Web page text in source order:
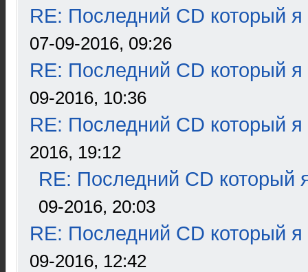
RE: Последний CD который я
07-09-2016, 09:26
RE: Последний CD который я
09-2016, 10:36
RE: Последний CD который я
2016, 19:12
RE: Последний CD который
09-2016, 20:03
RE: Последний CD который я
09-2016, 12:42